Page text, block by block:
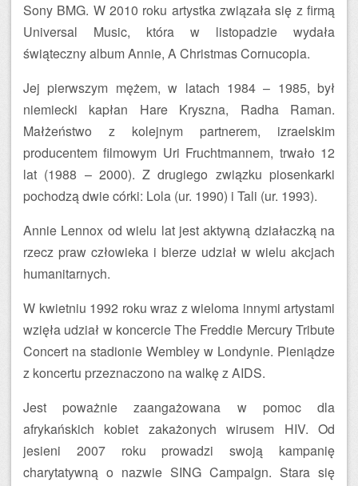
Sony BMG. W 2010 roku artystka związała się z firmą
Universal Music, która w listopadzie wydała
świąteczny album Annie, A Christmas Cornucopia.
Jej pierwszym mężem, w latach 1984 – 1985, był
niemiecki kapłan Hare Kryszna, Radha Raman.
Małżeństwo z kolejnym partnerem, izraelskim
producentem filmowym Uri Fruchtmannem, trwało 12
lat (1988 – 2000). Z drugiego związku piosenkarki
pochodzą dwie córki: Lola (ur. 1990) i Tali (ur. 1993).
Annie Lennox od wielu lat jest aktywną działaczką na
rzecz praw człowieka i bierze udział w wielu akcjach
humanitarnych.
W kwietniu 1992 roku wraz z wieloma innymi artystami
wzięła udział w koncercie The Freddie Mercury Tribute
Concert na stadionie Wembley w Londynie. Pieniądze
z koncertu przeznaczono na walkę z AIDS.
Jest poważnie zaangażowana w pomoc dla
afrykańskich kobiet zakażonych wirusem HIV. Od
jesieni 2007 roku prowadzi swoją kampanię
charytatywną o nazwie SING Campaign. Stara się